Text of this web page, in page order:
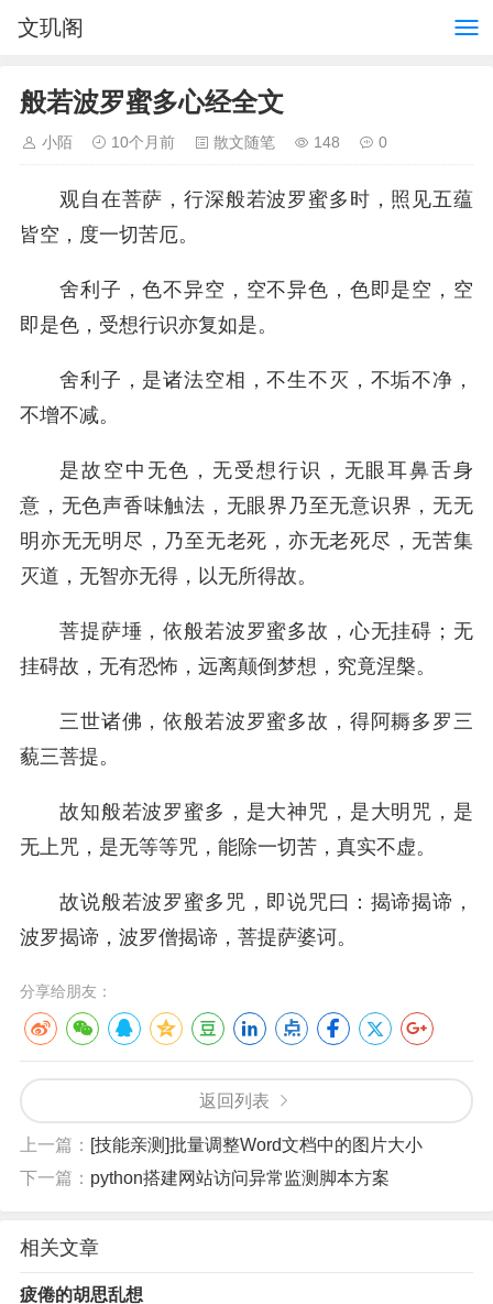
文玑阁
般若波罗蜜多心经全文
小陌 10个月前 散文随笔 148 0
观自在菩萨，行深般若波罗蜜多时，照见五蕴
皆空，度一切苦厄。
舍利子，色不异空，空不异色，色即是空，空
即是色，受想行识亦复如是。
舍利子，是诸法空相，不生不灭，不垢不净，
不增不减。
是故空中无色，无受想行识，无眼耳鼻舌身
意，无色声香味触法，无眼界乃至无意识界，无无
明亦无无明尽，乃至无老死，亦无老死尽，无苦集
灭道，无智亦无得，以无所得故。
菩提萨埵，依般若波罗蜜多故，心无挂碍；无
挂碍故，无有恐怖，远离颠倒梦想，究竟涅槃。
三世诸佛，依般若波罗蜜多故，得阿耨多罗三
藐三菩提。
故知般若波罗蜜多，是大神咒，是大明咒，是
无上咒，是无等等咒，能除一切苦，真实不虚。
故说般若波罗蜜多咒，即说咒曰：揭谛揭谛，
波罗揭谛，波罗僧揭谛，菩提萨婆诃。
分享给朋友：
返回列表
上一篇： [技能亲测]批量调整Word文档中的图片大小
下一篇： python搭建网站访问异常监测脚本方案
相关文章
疲倦的胡思乱想